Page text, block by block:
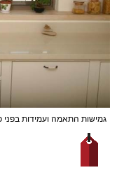
גמישות התאמה ועמידות